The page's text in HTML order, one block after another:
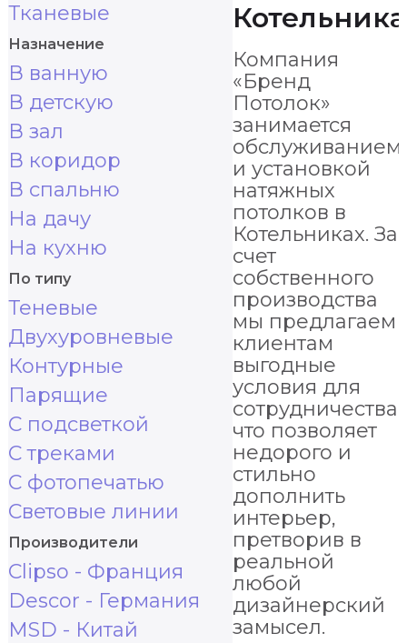
Тканевые
Назначение
В ванную
В детскую
В зал
В коридор
В спальню
На дачу
На кухню
По типу
Теневые
Двухуровневые
Контурные
Парящие
С подсветкой
С треками
С фотопечатью
Световые линии
Производители
Clipso - Франция
Descor - Германия
MSD - Китай
Компания
«Бренд
Потолок»
занимается
обслуживанием
и установкой
натяжных
потолков в
Котельниках. За
счет
собственного
производства
мы предлагаем
клиентам
выгодные
условия для
сотрудничества,
что позволяет
недорого и
стильно
дополнить
интерьер,
претворив в
реальной
любой
дизайнерский
замысел.